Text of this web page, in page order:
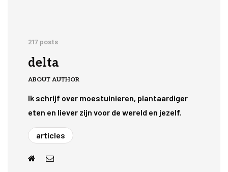
217 posts
delta
ABOUT AUTHOR
Ik schrijf over moestuinieren, plantaardiger
eten en liever zijn voor de wereld en jezelf.
articles